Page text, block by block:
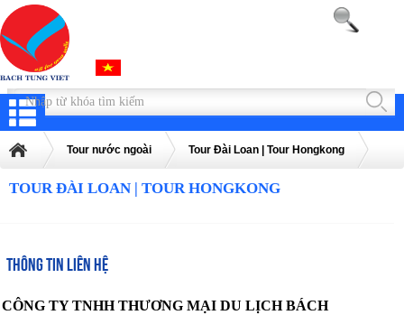
Tour nước ngoài Tour Đài Loan | Tour Hongkong
TOUR ĐÀI LOAN | TOUR HONGKONG
THÔNG TIN LIÊN HỆ
CÔNG TY TNHH THƯƠNG MẠI DU LỊCH BÁCH